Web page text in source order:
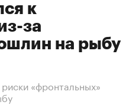
к
за
на рыбу
«фронтальных»